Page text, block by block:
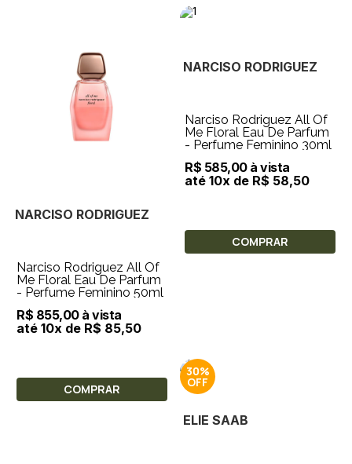
NARCISO RODRIGUEZ
Narciso Rodriguez All Of
Me Floral Eau De Parfum
- Perfume Feminino 50ml
R$ 855,00 à vista
até 10x de R$ 85,50
COMPRAR
NARCISO RODRIGUEZ
Narciso Rodriguez All Of
Me Floral Eau De Parfum
- Perfume Feminino 30ml
R$ 585,00 à vista
até 10x de R$ 58,50
COMPRAR
30%
ELIE SAAB